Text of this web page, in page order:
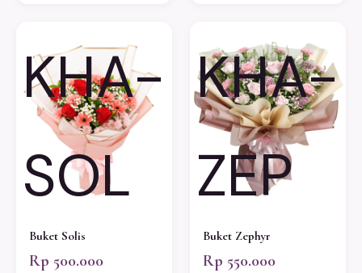
KHA-
SOL
Buket Solis
Rp 500.000
KHA-
ZEP
Buket Zephyr
Rp 550.000